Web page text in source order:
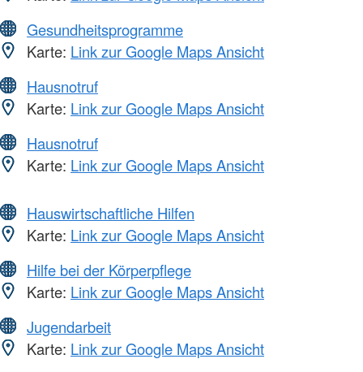
Gesundheitsprogramme
Karte: Link zur Google Maps Ansicht
Hausnotruf
Karte: Link zur Google Maps Ansicht
Hausnotruf
Karte: Link zur Google Maps Ansicht
Hauswirtschaftliche Hilfen
Karte: Link zur Google Maps Ansicht
Hilfe bei der Körperpflege
Karte: Link zur Google Maps Ansicht
Jugendarbeit
Karte: Link zur Google Maps Ansicht